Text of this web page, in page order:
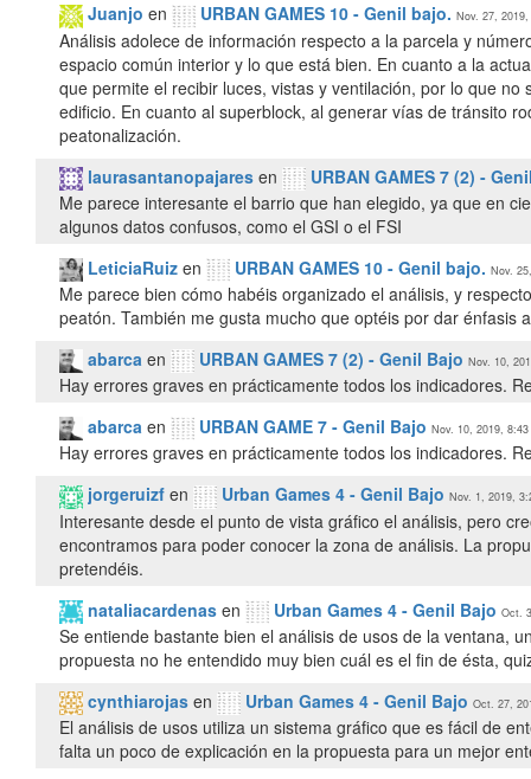
Juanjo en URBAN GAMES 10 - Genil bajo. Nov. 27,
Análisis adolece de información respecto a la parcela y
espacio común interior y lo que está bien. En cuanto a la
que permite el recibir luces, vistas y ventilación, por lo que
edificio. En cuanto al superblock, al generar vías de tránsito
peatonalización.
laurasantanopajares en
URBAN GAMES 7 (2) -
Me parece interesante el barrio que han elegido, ya que en
algunos datos confusos, como el GSI o el FSI
LeticiaRuiz en URBAN GAMES 10 - Genil bajo. Nov.
Me parece bien cómo habéis organizado el análisis, y
peatón. También me gusta mucho que optéis por dar énfasis
abarca en URBAN GAMES 7 (2) - Genil Bajo Nov. 10,
Hay errores graves en prácticamente todos los indicadores.
abarca en URBAN GAME 7 - Genil Bajo Nov. 10, 2019,
Hay errores graves en prácticamente todos los indicadores.
jorgeruizf en Urban Games 4 - Genil Bajo Nov. 1, 2019,
Interesante desde el punto de vista gráfico el análisis, pero
encontramos para poder conocer la zona de análisis. La
pretendéis.
nataliacardenas en Urban Games 4 - Genil Bajo Oct.
Se entiende bastante bien el análisis de usos de la ventana,
propuesta no he entendido muy bien cuál es el fin de ésta,
cynthiarojas en Urban Games 4 - Genil Bajo Oct. 27,
El análisis de usos utiliza un sistema gráfico que es fácil de
falta un poco de explicación en la propuesta para un mejor